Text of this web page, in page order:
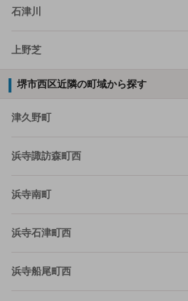
石津川
上野芝
堺市西区近隣の町域から探す
津久野町
浜寺諏訪森町西
浜寺南町
浜寺石津町西
浜寺船尾町西